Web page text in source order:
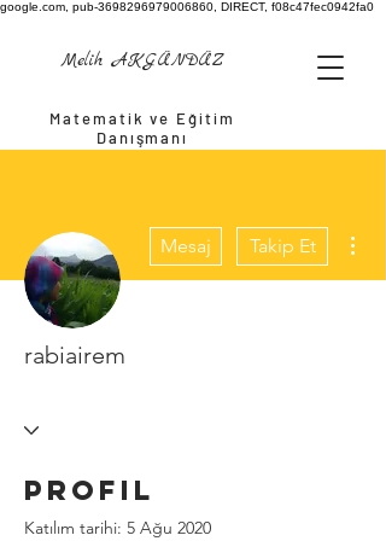
google.com, pub-3698296979006860, DIRECT, f08c47fec0942fa0
Melih AKGÜNDÜZ
Matematik ve Eğitim
Danışmanı
Mesaj Takip Et
rabiairem
Profil
Katılım tarihi: 5 Ağu 2020